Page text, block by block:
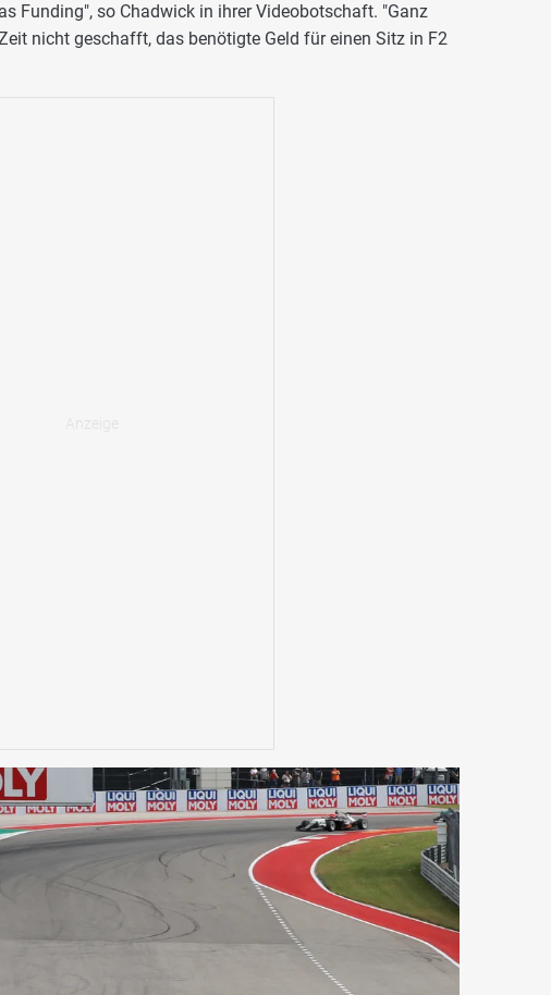
Funding", so Chadwick in ihrer Videobotschaft. "Ganz
nicht geschafft, das benötigte Geld für einen Sitz in F2